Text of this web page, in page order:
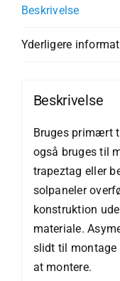
m.
M10
200
antal
Beskrivelse
Yderligere
Beskrivelse
Bruges primært
også bruges til
trapeztag eller
solpaneler
konstruktion
materiale.
slidt til montage
at montere.